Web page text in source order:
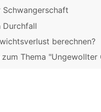
Durchfall
berechnen?
Thema